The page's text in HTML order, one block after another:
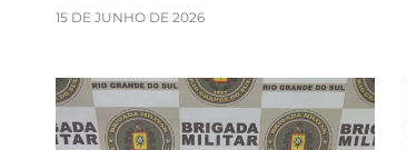
15 DE JUNHO DE 2026